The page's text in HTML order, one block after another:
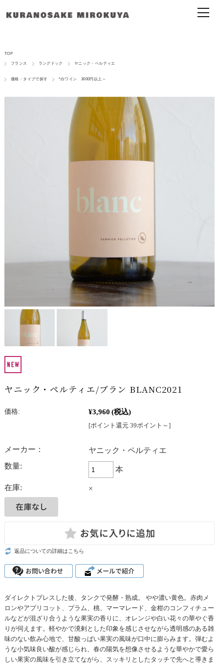
TOP
フランス ラングドック ヤニック・ペルティエ
価格・タイプで探す *白ワイン 3000円以上～
ヤニック・ペルティエ/ブラン BLANC2021
価格: ¥3,960 (税込)
[ポイント還元 39ポイント～]
メーカー：
ヤニック・ペルティエ
数量:
本
在庫: ×
返品についての詳細はこちら
ダイレクトプレスした後、タンクで発酵・熟成。 やや濃い黄色。赤肉メ
ロンやアプリコット、プラム、桃、マーマレード、金柑のコンフィチュー
ルなどが混ざり合うような果実の香りに、オレンジや白い花々の華やぐ香
りが伺えます。軽やかで溌剌とした印象を感じさせながら透明感のある雑
味のない飲み心地で、甘酸っぱい果実の風味が口中に膨らみます。弾むよ
うな小気味良い酸が感じられ、春の陽気を想像させるような華やかで愛ら
しい果実の風味を引き立てながら、スッキリとしたタッチで先へと導きま